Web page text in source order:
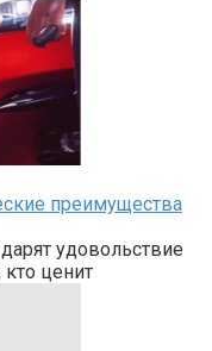
преимущества
удовольствие
ценит